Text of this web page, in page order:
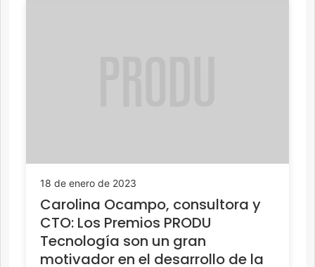
18 de enero de 2023
Carolina Ocampo, consultora y
CTO: Los Premios PRODU
Tecnología son un gran
motivador en el desarrollo de la